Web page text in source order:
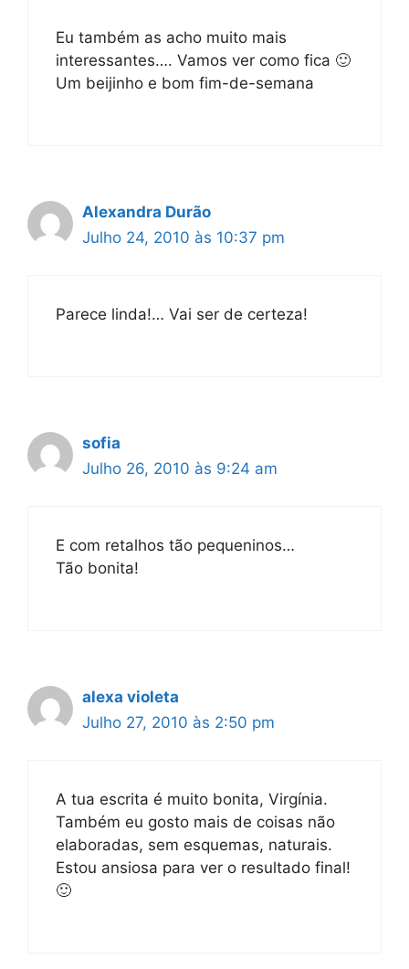
Eu também as acho muito mais
interessantes…. Vamos ver como fica 🙂
Um beijinho e bom fim-de-semana
Alexandra Durão
Julho 24, 2010 às 10:37 pm
Parece linda!… Vai ser de certeza!
sofia
Julho 26, 2010 às 9:24 am
E com retalhos tão pequeninos…
Tão bonita!
alexa violeta
Julho 27, 2010 às 2:50 pm
A tua escrita é muito bonita, Virgínia.
Também eu gosto mais de coisas não
elaboradas, sem esquemas, naturais.
Estou ansiosa para ver o resultado final!
🙂